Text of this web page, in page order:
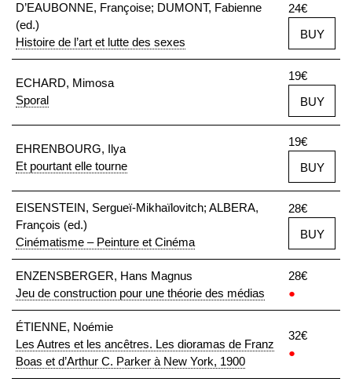
D’EAUBONNE, Françoise; DUMONT, Fabienne
(ed.)
Histoire de l’art et lutte des sexes
24€
BUY
ECHARD, Mimosa
Sporal
19€
BUY
EHRENBOURG, Ilya
Et pourtant elle tourne
19€
BUY
EISENSTEIN, Sergueï-Mikhaïlovitch; ALBERA,
François (ed.)
Cinématisme – Peinture et Cinéma
28€
BUY
ENZENSBERGER, Hans Magnus
Jeu de construction pour une théorie des médias
28€
●
ÉTIENNE, Noémie
Les Autres et les ancêtres. Les dioramas de Franz
Boas et d’Arthur C. Parker à New York, 1900
32€
●